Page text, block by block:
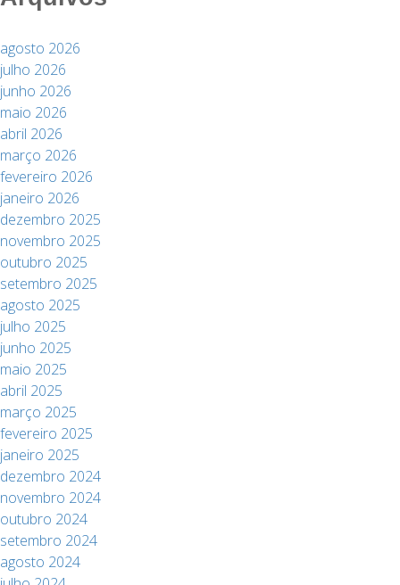
agosto 2026
julho 2026
junho 2026
maio 2026
abril 2026
março 2026
fevereiro 2026
janeiro 2026
dezembro 2025
novembro 2025
outubro 2025
setembro 2025
agosto 2025
julho 2025
junho 2025
maio 2025
abril 2025
março 2025
fevereiro 2025
janeiro 2025
dezembro 2024
novembro 2024
outubro 2024
setembro 2024
agosto 2024